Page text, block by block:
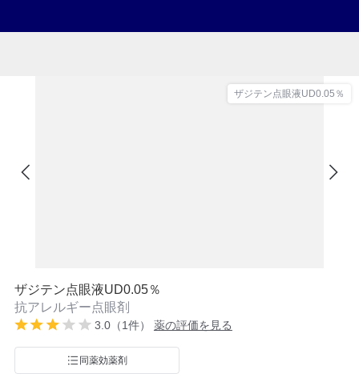
ザジテン点眼液UD0.05％
ザジテン点眼液UD0.05％
抗アレルギー点眼剤
3.0（1件） 薬の評価を見る
同薬効薬剤